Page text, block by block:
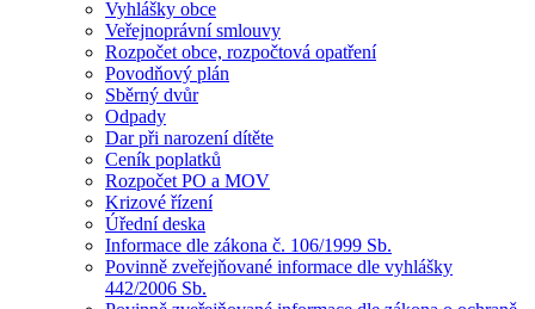
Vyhlášky obce
Veřejnoprávní smlouvy
Rozpočet obce, rozpočtová opatření
Povodňový plán
Sběrný dvůr
Odpady
Dar při narození dítěte
Ceník poplatků
Rozpočet PO a MOV
Krizové řízení
Úřední deska
Informace dle zákona č. 106/1999 Sb.
Povinně zveřejňované informace dle vyhlášky
442/2006 Sb.